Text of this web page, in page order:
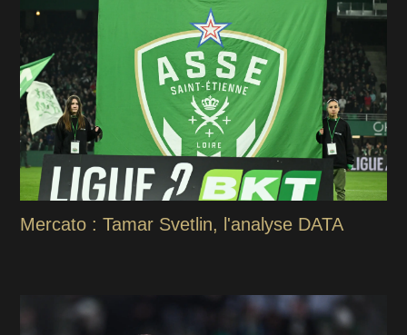
Mercato : Tamar Svetlin, l'analyse DATA